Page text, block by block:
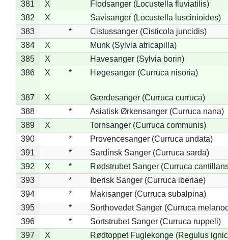
381
X
Flodsanger (Locustella fluviatilis)
382
X
Savisanger (Locustella luscinioides)
383
*
Cistussanger (Cisticola juncidis)
384
X
Munk (Sylvia atricapilla)
385
X
Havesanger (Sylvia borin)
386
X * Høgesanger (Curruca nisoria)
387 X
Gærdesanger (Curruca curruca)
388
*
Asiatisk Ørkensanger (Curruca nana)
389
X
Tornsanger (Curruca communis)
390
*
Provencesanger (Curruca undata)
391
*
Sardinsk Sanger (Curruca sarda)
392
X *
Rødstrubet Sanger (Curruca
393
*
Iberisk Sanger (Curruca iberiae)
394
*
Makisanger (Curruca subalpina)
395
*
Sorthovedet Sanger (Curruca
396
*
Sortstrubet Sanger (Curruca ruppeli)
397
X
Rødtoppet Fuglekonge (Regulus